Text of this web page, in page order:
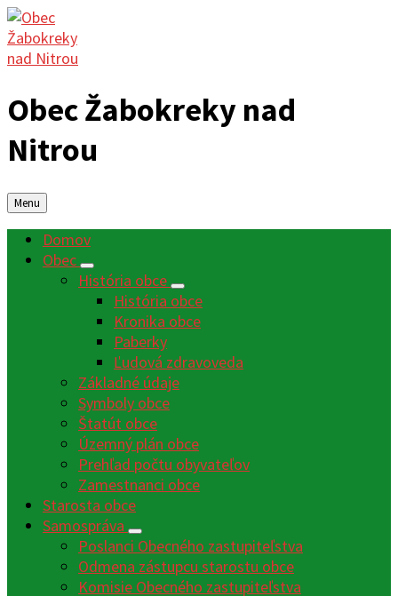
Obec Žabokreky nad
Nitrou
Menu
Domov
Obec
História obce
História obce
Kronika obce
Paberky
Ľudová zdravoveda
Základné údaje
Symboly obce
Štatút obce
Územný plán obce
Prehľad počtu obyvateľov
Zamestnanci obce
Starosta obce
Samospráva
Poslanci Obecného zastupiteľstva
Odmena zástupcu starostu obce
Komisie Obecného zastupiteľstva